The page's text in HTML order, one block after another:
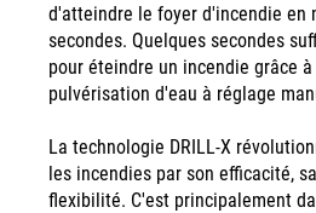
d'atteindre le foyer d'incendie en
secondes. Quelques secondes
pour éteindre un incendie grâce
pulvérisation d'eau à réglage
La technologie DRILL-X
les incendies par son efficacité,
flexibilité. C'est principalement